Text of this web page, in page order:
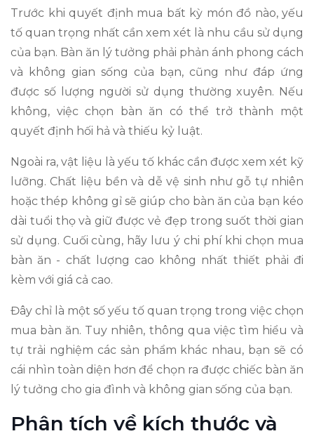
Trước khi quyết định mua bất kỳ món đồ nào, yếu
tố quan trọng nhất cần xem xét là nhu cầu sử dụng
của bạn. Bàn ăn lý tưởng phải phản ánh phong cách
và không gian sống của bạn, cũng như đáp ứng
được số lượng người sử dụng thường xuyên. Nếu
không, việc chọn bàn ăn có thể trở thành một
quyết định hối hả và thiếu kỷ luật.
Ngoài ra, vật liệu là yếu tố khác cần được xem xét kỹ
lưỡng. Chất liệu bền và dễ vệ sinh như gỗ tự nhiên
hoặc thép không gỉ sẽ giúp cho bàn ăn của bạn kéo
dài tuổi thọ và giữ được vẻ đẹp trong suốt thời gian
sử dụng. Cuối cùng, hãy lưu ý chi phí khi chọn mua
bàn ăn - chất lượng cao không nhất thiết phải đi
kèm với giá cả cao.
Đây chỉ là một số yếu tố quan trọng trong việc chọn
mua bàn ăn. Tuy nhiên, thông qua việc tìm hiểu và
tự trải nghiệm các sản phẩm khác nhau, bạn sẽ có
cái nhìn toàn diện hơn để chọn ra được chiếc bàn ăn
lý tưởng cho gia đình và không gian sống của bạn.
Phân tích về kích thước và